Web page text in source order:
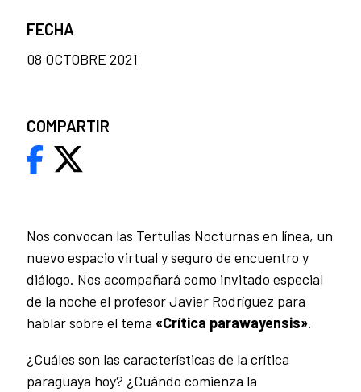
Nos convocan las Tertulias Nocturnas en línea, un
nuevo espacio virtual y seguro de encuentro y
diálogo. Nos acompañará como invitado especial
de la noche el profesor Javier Rodríguez para
hablar sobre el tema «Crítica parawayensis».
¿Cuáles son las características de la crítica
paraguaya hoy? ¿Cuándo comienza la
FECHA
08 OCTOBRE 2021
COMPARTIR